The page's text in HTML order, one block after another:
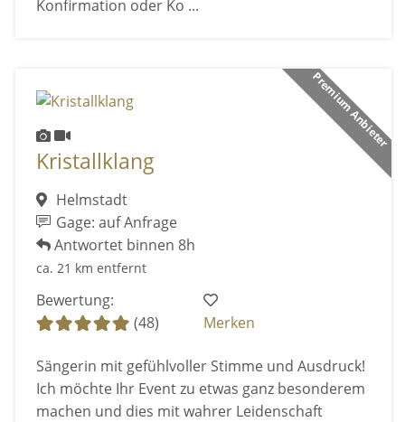
Konfirmation oder Ko ...
Premium Anbieter
Kristallklang
Helmstadt
Gage: auf Anfrage
Antwortet binnen 8h
ca. 21 km entfernt
Bewertung:
(48)
Merken
Sängerin mit gefühlvoller Stimme und Ausdruck!
Ich möchte Ihr Event zu etwas ganz besonderem
machen und dies mit wahrer Leidenschaft